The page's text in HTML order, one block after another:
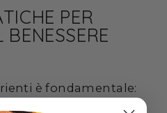
PER
BENESSERE
è fondamentale:
i carboidrati